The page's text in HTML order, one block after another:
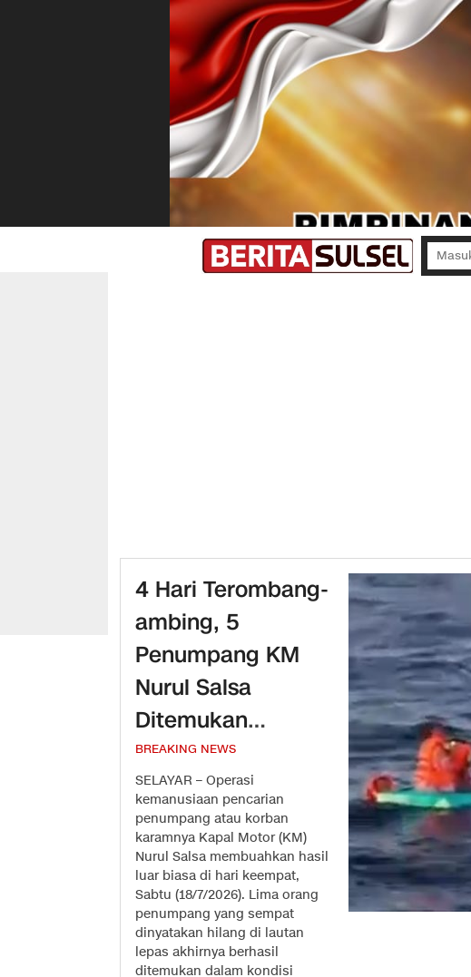
​4 Hari Terombang-
ambing, 5
Penumpang KM
Nurul Salsa
Ditemukan
Selamat di NTB, Ini
Daftar Namanya
BREAKING NEWS
SELAYAR – Operasi
kemanusiaan pencarian
penumpang atau korban
karamnya Kapal Motor (KM)
Nurul Salsa membuahkan hasil
luar biasa di hari keempat,
Sabtu (18/7/2026). Lima orang
penumpang yang sempat
dinyatakan hilang di lautan
lepas akhirnya berhasil
ditemukan dalam kondisi